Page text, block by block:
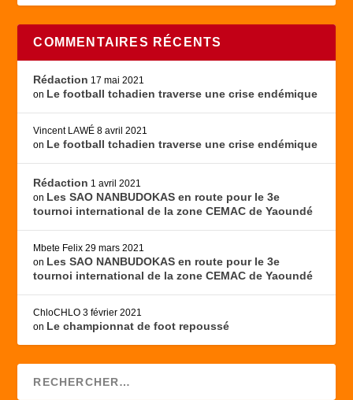
COMMENTAIRES RÉCENTS
Rédaction 17 mai 2021
on Le football tchadien traverse une crise endémique
Vincent LAWÉ 8 avril 2021
on Le football tchadien traverse une crise endémique
Rédaction 1 avril 2021
on Les SAO NANBUDOKAS en route pour le 3e
tournoi international de la zone CEMAC de Yaoundé
Mbete Felix 29 mars 2021
on Les SAO NANBUDOKAS en route pour le 3e
tournoi international de la zone CEMAC de Yaoundé
ChloCHLO 3 février 2021
on Le championnat de foot repoussé